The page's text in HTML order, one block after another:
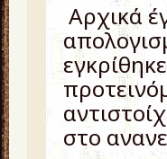
Αρχικά
στο